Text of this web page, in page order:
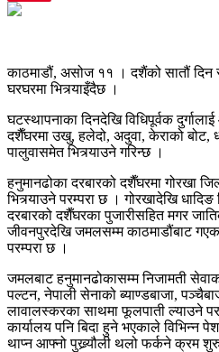
काठमाडौं, असोज ११ । दशैंको सातौं दिन
घरघरमा भित्र्याइँदैछ ।
घटस्थापनाका दिनदेखि विधिपूर्वक
दशैँघरमा उखु, हलेदो, अदुवा, केराको बोट,
पालुवासमेत भित्र्याउने गरिन्छ ।
हनुमानढोका दरबारको दशैँघरमा गोरखा
भित्र्याउने परम्परा छ । गोरखादेखि
दरबारको दशैँघरका पुजारीसहित मगर
जीवनपुरदेखि जमलसम्म काठमाडौंबाट
परम्परा छ ।
जमलबाट हनुमानढोकासम्म निजामती
पल्टन, नेपाली सेनाको ब्याण्डबाजा,
लावालस्करका साथमा फूलपाती ल्याउने
कार्यालय पनि बिदा हुने भएकाले विभिन्न
थाप्न आफ्नो पुख्र्यौली थलो फर्कने क्रम